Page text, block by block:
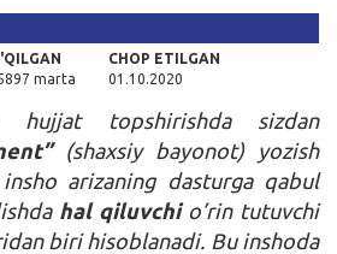
marta
CHOP ETILGAN
01.10.2020
hujjat topshirishda sizdan
(shaxsiy bayonot) yozish
arizaning dasturga qabul
hal qiluvchio’rin tutuvchi
biri hisoblanadi. Bu inshoda